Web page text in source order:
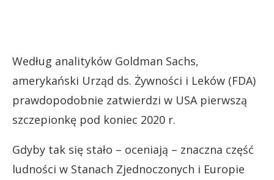
Według analityków Goldman Sachs,
amerykański Urząd ds. Żywności i Leków (FDA)
prawdopodobnie zatwierdzi w USA pierwszą
szczepionkę pod koniec 2020 r.
Gdyby tak się stało – oceniają – znaczna część
ludności w Stanach Zjednoczonych i Europie